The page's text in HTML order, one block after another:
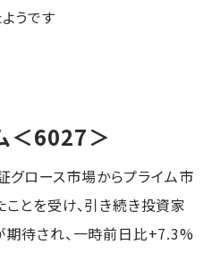
うです
＜6027＞
ロース市場からプライム市
とを受け、引き続き投資家
待され、一時前日比+7.3%